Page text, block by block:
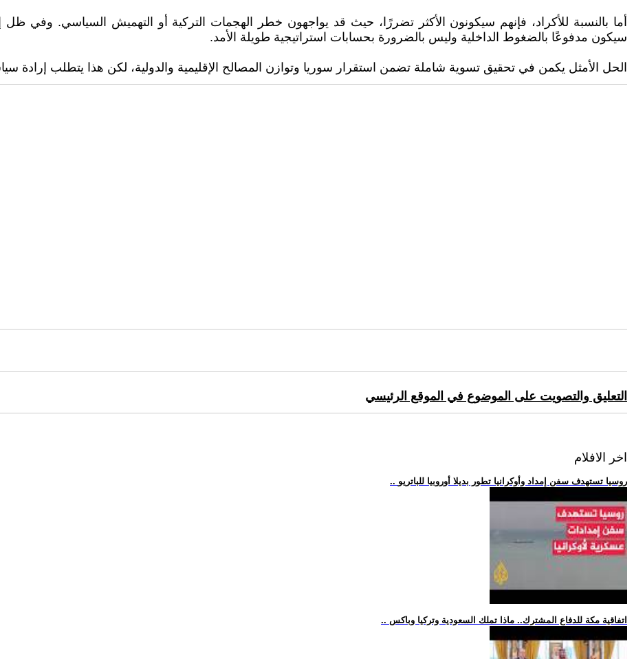
أما بالنسبة للأكراد، فإنهم سيكونون الأكثر تضررًا، حيث قد يواجهون خطر الهجمات التركية أو التهميش السياسي. وفي
سيكون مدفوعًا بالضغوط الداخلية وليس بالضرورة بحسابات استراتيجية طويلة الأمد.
الحل الأمثل يكمن في تحقيق تسوية شاملة تضمن استقرار سوريا وتوازن المصالح الإقليمية والدولية، لكن هذا يتطلب إرادة
التعليق والتصويت على الموضوع في الموقع الرئيسي
اخر الافلام
.. روسيا تستهدف سفن إمداد وأوكرانيا تطور بديلا أوروبيا للباتريو
.. اتفاقية مكة للدفاع المشترك.. ماذا تملك السعودية وتركيا وباكس